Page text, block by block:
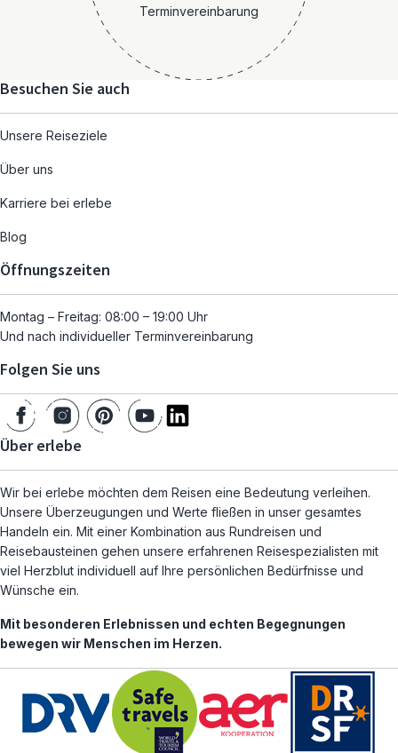
Terminvereinbarung
Besuchen Sie auch
Unsere Reiseziele
Über uns
Karriere bei erlebe
Blog
Öffnungszeiten
Montag – Freitag: 08:00 – 19:00 Uhr
Und nach individueller Terminvereinbarung
Folgen Sie uns
Über erlebe
Wir bei erlebe möchten dem Reisen eine Bedeutung verleihen.
Unsere Überzeugungen und Werte fließen in unser gesamtes
Handeln ein. Mit einer Kombination aus Rundreisen und
Reisebausteinen gehen unsere erfahrenen Reisespezialisten mit
viel Herzblut individuell auf Ihre persönlichen Bedürfnisse und
Wünsche ein.
Mit besonderen Erlebnissen und echten Begegnungen
bewegen wir Menschen im Herzen.